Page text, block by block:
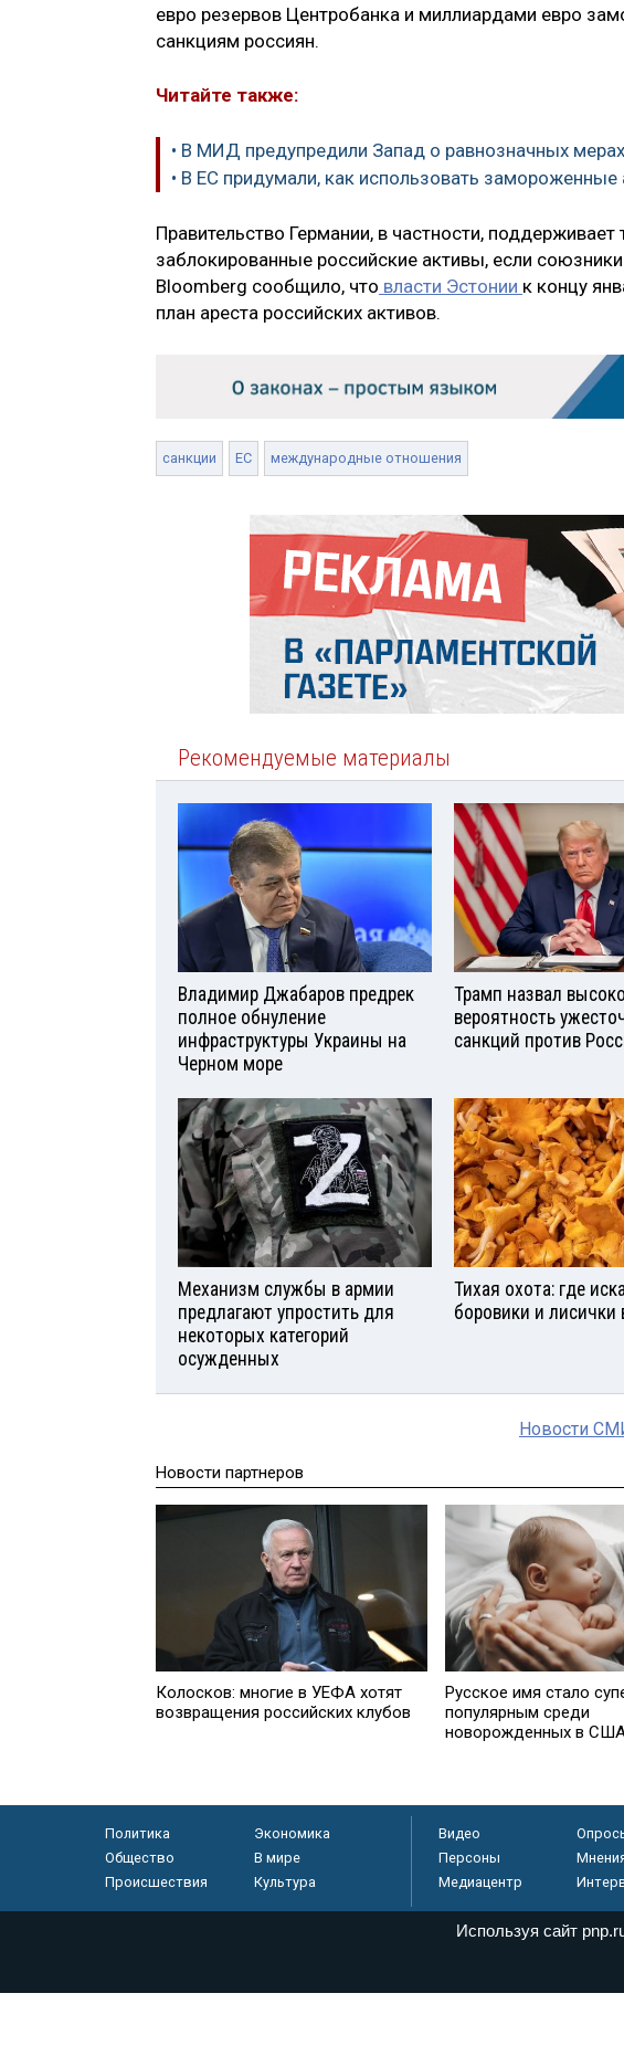
евро резервов Центробанка и миллиардами евро
санкциям россиян.
Читайте также:
• В МИД предупредили Запад о равнозначных
• В ЕС придумали, как использовать
Правительство Германии, в частности,
заблокированные российские активы, если
Bloomberg сообщило, что власти Эстонии к концу
план ареста российских активов.
санкции ЕС международные отношения
Рекомендуемые материалы
Владимир Джабаров предрек
полное обнуление
инфраструктуры Украины на
Черном море
Трамп назвал
вероятность
санкций против
Механизм службы в армии
предлагают упростить для
некоторых категорий
осужденных
Тихая охота: где
боровики и лисички
Новости
Новости партнеров
Колосков: многие в УЕФА хотят
возвращения российских клубов
Русское имя стало
популярным среди
новорожденных в
Политика
Экономика
Общество
В мире
Происшествия
Культура
Видео
Персоны
Медиацентр
Федеральной службе по надзору в сфере связи, информационных технологий и
Используя сайт